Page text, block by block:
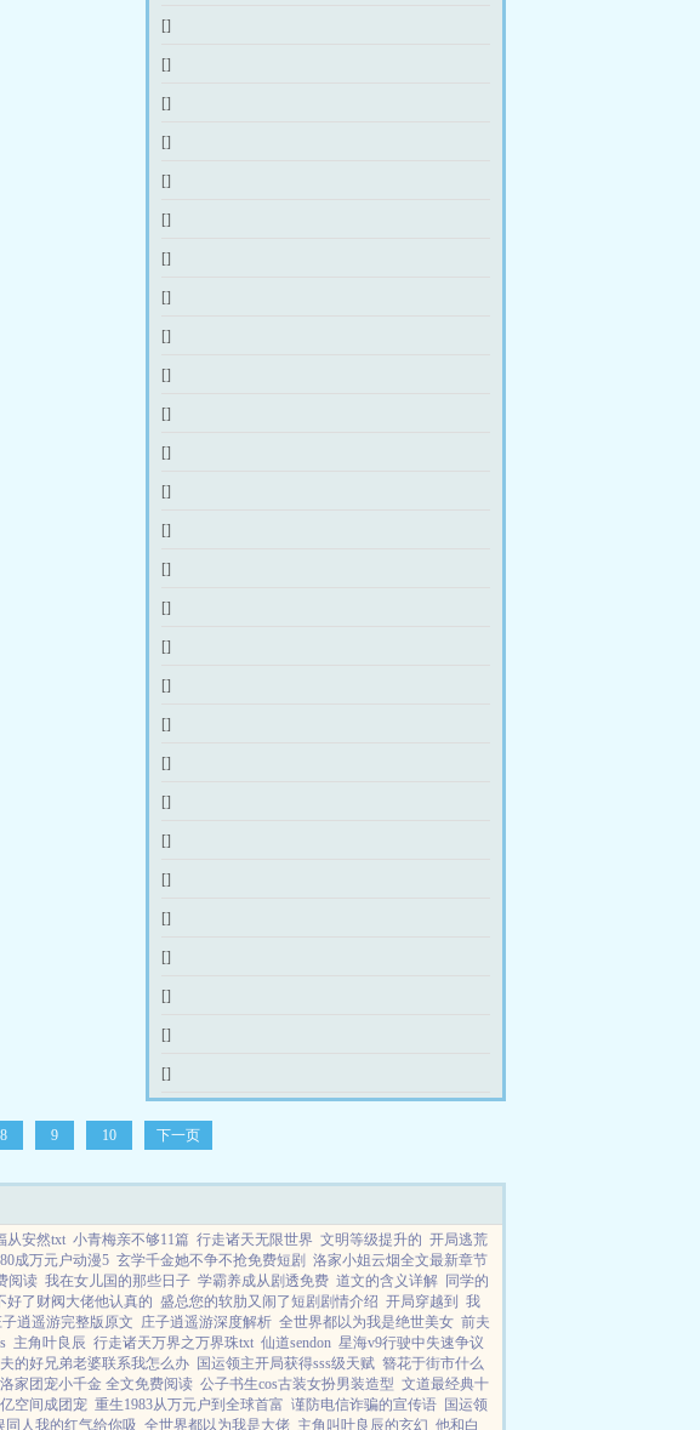
[]
[]
[]
[]
[]
[]
[]
[]
[]
[]
[]
[]
[]
[]
[]
[]
[]
[]
[]
[]
[]
[]
[]
[]
[]
[]
[]
[]
8 9 10 下一页
从安然txt 小青梅亲不够11篇 行走诸天无限世界 文明等级提升的 开局逃荒
成万元户动漫5 玄学千金她不争不抢免费短剧 洛家小姐云烟全文最新章节
阅读 我在女儿国的那些日子 学霸养成从剧透免费 道文的含义详解 同学的
好了财阀大佬他认真的 盛总您的软肋又闹了短剧剧情介绍 开局穿越到
我
子逍遥游完整版原文 庄子逍遥游深度解析 全世界都以为我是绝世美女 前夫
主角叶良辰 行走诸天万界之万界珠txt 仙道sendon 星海v9行驶中失速争议
的好兄弟老婆联系我怎么办 国运领主开局获得sss级天赋 簪花于街市什么
洛家团宠小千金 全文免费阅读 公子书生cos古装女扮男装造型 文道最经典十
空间成团宠 重生1983从万元户到全球首富 谨防电信诈骗的宣传语 国运领
同人我的红气给你吸 全世界都以为我是大佬 主角叫叶良辰的玄幻 他和白